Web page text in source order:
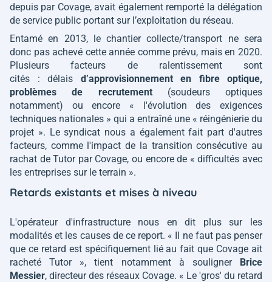
depuis par Covage, avait également remporté la délégation
de service public portant sur l’exploitation du réseau.
Entamé en 2013, le chantier collecte/transport ne sera
donc pas achevé cette année comme prévu, mais en 2020.
Plusieurs facteurs de ralentissement sont
cités : délais d’approvisionnement en fibre optique,
problèmes de recrutement(soudeurs optiques
notamment) ou encore « l'évolution des exigences
techniques nationales » qui a entraîné une « réingénierie du
projet ». Le syndicat nous a également fait part d'autres
facteurs, comme l'impact de la transition consécutive au
rachat de Tutor par Covage, ou encore de « difficultés avec
les entreprises sur le terrain ».
Retards existants et mises à niveau
L'opérateur d'infrastructure nous en dit plus sur les
modalités et les causes de ce report. « Il ne faut pas penser
que ce retard est spécifiquement lié au fait que Covage ait
racheté Tutor », tient notamment à souligner Brice
Messier, directeur des réseaux Covage. « Le 'gros' du retard